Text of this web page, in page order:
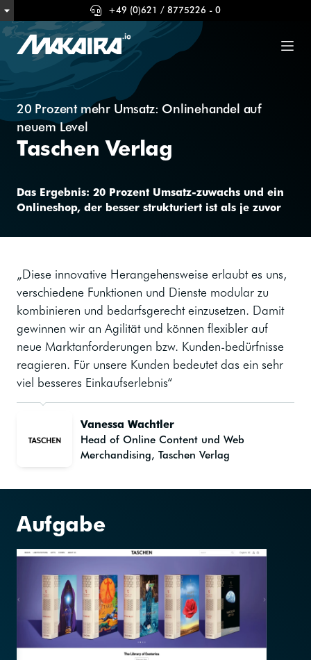
+49 (0)621 / 8775226 - 0
20 Prozent mehr Umsatz: Onlinehandel auf
neuem Level
Taschen Verlag
Das Ergebnis: 20 Prozent Umsatz-zuwachs und ein
Onlineshop, der besser strukturiert ist als je zuvor
„Diese innovative Herangehensweise erlaubt es uns,
verschiedene Funktionen und Dienste modular zu
kombinieren und bedarfsgerecht einzusetzen. Damit
gewinnen wir an Agilität und können flexibler auf
neue Marktanforderungen bzw. Kunden-bedürfnisse
reagieren. Für unsere Kunden bedeutet das ein sehr
viel besseres Einkaufserlebnis“
Vanessa Wachtler
Head of Online Content und Web
Merchandising, Taschen Verlag
Aufgabe